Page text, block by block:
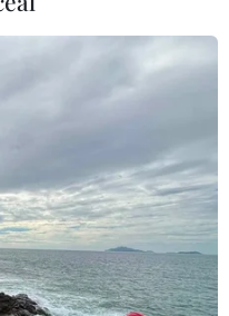
tại cảng Cát Lái. (Ảnh:
ghi nhận trong